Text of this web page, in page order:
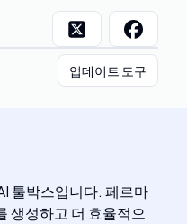
업데이트 도구
툴박스입니다. 페르마
생성하고 더 효율적으